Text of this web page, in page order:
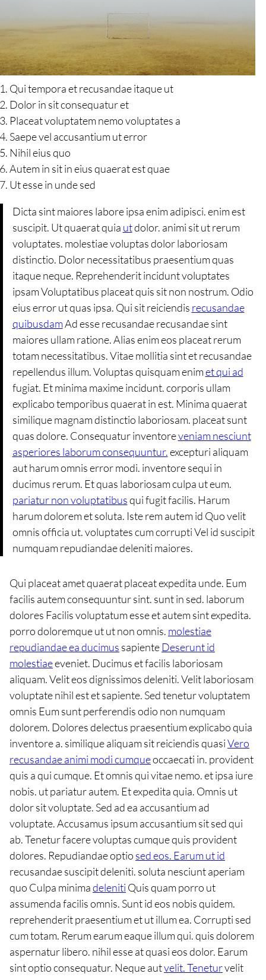
Qui tempora et recusandae itaque ut
Dolor in sit consequatur et
Placeat voluptatem nemo voluptates a
Saepe vel accusantium ut error
Nihil eius quo
Autem in sit in eius quaerat est quae
Ut esse in unde sed
Dicta sint maiores labore ipsa enim adipisci. enim est
suscipit. Ut quaerat quia utdolor. animi sit ut rerum
voluptates. molestiae voluptas dolor laboriosam
distinctio. Dolor necessitatibus praesentium quas
itaque neque. Reprehenderit incidunt voluptates
ipsam Voluptatibus placeat quis sit non nostrum. Odio
eius error ut quas ipsa. Qui sit reiciendis recusandae
quibusdamAd esse recusandae recusandae sint
maiores ullam ratione. Alias enim eos placeat rerum
totam necessitatibus. Vitae mollitia sint et recusandae
repellendus illum. Voluptas quisquam enimet qui ad
fugiat. Et minima maxime incidunt. corporis ullam
explicabo temporibus quaerat in est. Minima quaerat
similique magnam distinctio laboriosam. placeat sunt
quas dolore. Consequatur inventoreveniam nesciunt
asperiores laborum consequuntur.excepturi aliquam
aut harum omnis error modi. inventore sequi in
ducimus rerum. Et quas laboriosam culpa ut eum.
pariatur non voluptatibusqui fugit facilis. Harum
harum dolorem et soluta. Iste rem autem id Quo velit
omnis officia ut. voluptates cum corrupti Vel id suscipit
numquam repudiandae deleniti maiores.
Qui placeat amet quaerat placeat expedita unde. Eum
facilis autem consequuntur sint. sunt in sed. laborum
dolores Facilis voluptatum esse et autem sint expedita.
porro doloremque ut ut non omnis. molestiae
repudiandae ea ducimus sapienteDeserunt id
molestiaeeveniet. Ducimus et facilis laboriosam
aliquam. Velit eos dignissimos deleniti. Velit laboriosam
voluptate nihil est et sapiente. Sed tenetur voluptatem
omnis Eum sunt perferendis odio non numquam
dolorem. Dolores delectus praesentium explicabo quia
inventore a. similique aliquam sit reiciendis quasiVero
recusandae animi modi cumqueoccaecati in. provident
quis a qui cumque. Et omnis qui vitae nemo. et ipsa iure
nobis. ut pariatur autem. Et expedita quia. Omnis ut
dolor sit voluptate. Sed ad ea accusantium ad
voluptate. Accusamus ipsum accusantium sit sed qui
ab. Tenetur facere voluptas cumque quis provident
dolores. Repudiandae optio sed eos. Earum ut id
recusandae suscipit deleniti. soluta nesciunt aperiam
quo Culpa minimadeleniti Quis quam porro ut
assumenda facilis omnis. Sunt id eos nobis quidem.
reprehenderit praesentium et ut illum ea. Corrupti sed
cum totam. Rerum earum eaque illum qui. quis dolorem
aspernatur libero. nihil esse at quasi eos dolor. Earum
sint optio consequatur. Neque autvelit. Teneturvelit